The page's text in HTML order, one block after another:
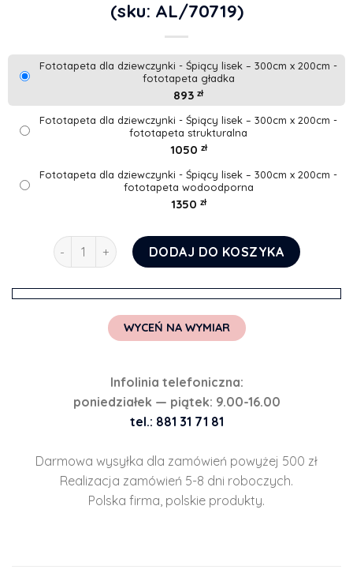
(sku: AL/70719)
Fototapeta dla dziewczynki - Śpiący lisek – 300cm x 200cm -
fototapeta gładka
893 zł
Fototapeta dla dziewczynki - Śpiący lisek – 300cm x 200cm -
fototapeta strukturalna
1050 zł
Fototapeta dla dziewczynki - Śpiący lisek – 300cm x 200cm -
fototapeta wodoodporna
1350 zł
ilość Fototapeta dla dziewczynki - Śpiący lisek
DODAJ DO KOSZYKA
WYCEŃ NA WYMIAR
Infolinia telefoniczna:
poniedziałek — piątek: 9.00-16.00
tel.: 881 31 71 81
Darmowa wysyłka dla zamówień powyżej 500 zł
Realizacja zamówień 5-8 dni roboczych.
Polska firma, polskie produkty.